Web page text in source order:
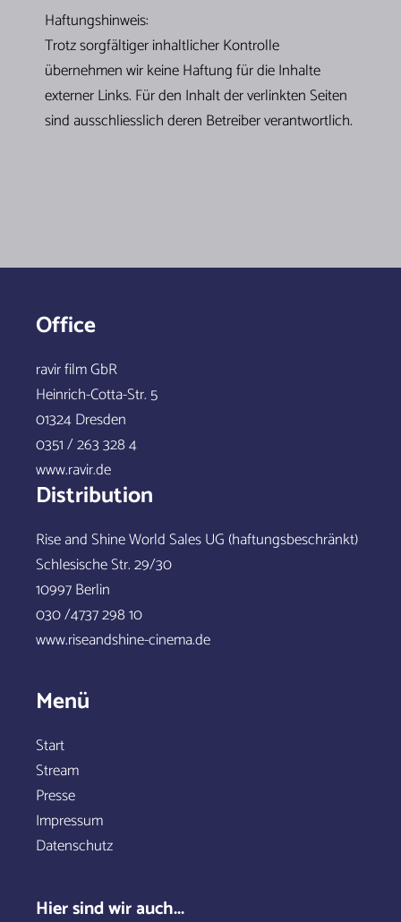
Haftungshinweis:
Trotz sorgfältiger inhaltlicher Kontrolle
übernehmen wir keine Haftung für die Inhalte
externer Links. Für den Inhalt der verlinkten Seiten
sind ausschliesslich deren Betreiber verantwortlich.
Office
ravir film GbR
Heinrich-Cotta-Str. 5
01324 Dresden
0351 / 263 328 4
www.ravir.de
Distribution
Rise and Shine World Sales UG (haftungsbeschränkt)
Schlesische Str. 29/30
10997 Berlin
030 /4737 298 10
www.riseandshine-cinema.de
Menü
Start
Stream
Presse
Impressum
Datenschutz
Hier sind wir auch...